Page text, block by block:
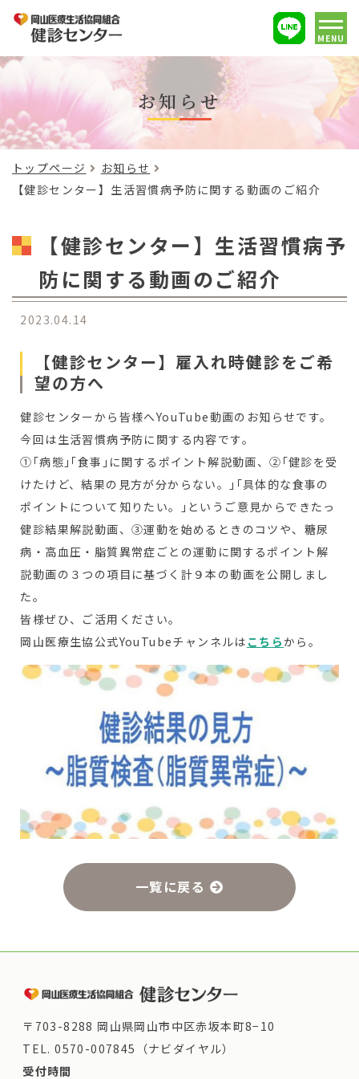
MENU
お知らせ
トップページ
お知らせ
【健診センター】生活習慣病予防に関する動画のご紹介
【健診センター】生活習慣病予
防に関する動画のご紹介
2023.04.14
【健診センター】雇入れ時健診をご希
望の方へ
健診センターから皆様へYouTube動画のお知らせです。
今回は生活習慣病予防に関する内容です。
①｢病態｣｢食事｣に関するポイント解説動画、②｢健診を受
けたけど、結果の見方が分からない。｣｢具体的な食事の
ポイントについて知りたい。｣というご意見からできたっ
健診結果解説動画、③運動を始めるときのコツや、糖尿
病・高血圧・脂質異常症ごとの運動に関するポイント解
説動画の３つの項目に基づく計９本の動画を公開しまし
た。
皆様ぜひ、ご活用ください。
岡山医療生協公式YouTubeチャンネルは こちらから。
一覧に戻る
〒703-8288 岡山県岡山市中区赤坂本町8−10
TEL.0570-007845（ナビダイヤル）
受付時間